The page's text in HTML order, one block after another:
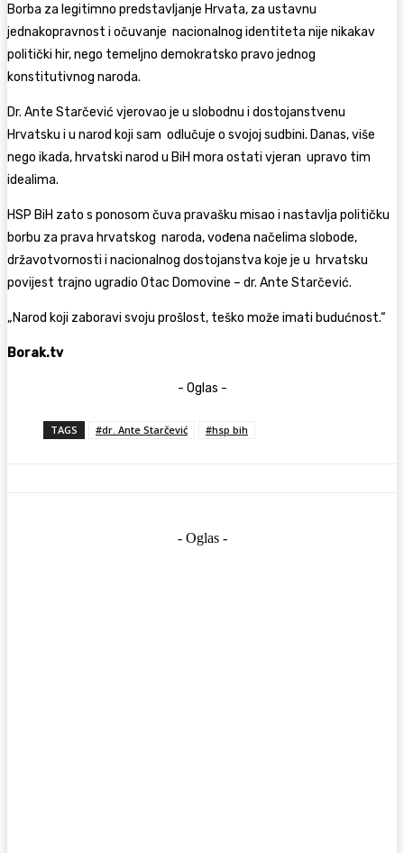
Borba za legitimno predstavljanje Hrvata, za ustavnu
jednakopravnost i očuvanje nacionalnog identiteta nije nikakav
politički hir, nego temeljno demokratsko pravo jednog
konstitutivnog naroda.
Dr. Ante Starčević vjerovao je u slobodnu i dostojanstvenu
Hrvatsku i u narod koji sam odlučuje o svojoj sudbini. Danas, više
nego ikada, hrvatski narod u BiH mora ostati vjeran upravo tim
idealima.
HSP BiH zato s ponosom čuva pravašku misao i nastavlja političku
borbu za prava hrvatskog naroda, vođena načelima slobode,
državotvornosti i nacionalnog dostojanstva koje je u hrvatsku
povijest trajno ugradio Otac Domovine – dr. Ante Starčević.
„Narod koji zaboravi svoju prošlost, teško može imati budućnost.“
Borak.tv
- Oglas -
TAGS #dr. Ante Starčević #hsp bih
- Oglas -